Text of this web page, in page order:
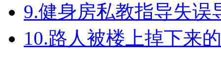
9.健身房私教指导失
10.路人被楼上掉下来